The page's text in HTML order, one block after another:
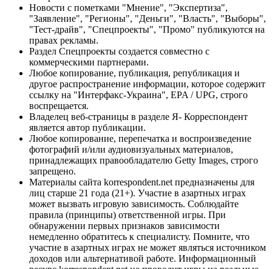
Новости с пометками "Мнение", "Экспертиза",
"Заявление", "Регионы", "Деньги", "Власть", "Выборы",
"Тест-драйв", "Спецпроекты", "Промо" публикуются на
правах рекламы.
Раздел Спецпроекты создается совместно с
коммерческими партнерами.
Любое копирование, публикация, републикация и
другое распространение информации, которое содержит
ссылку на "Интерфакс-Украина", EPA / UPG, строго
воспрещается.
Владелец веб-страницы в разделе Я- Корреспондент
является автор публикации.
Любое копирование, перепечатка и воспроизведение
фотографий и/или аудиовизуальных материалов,
принадлежащих правообладателю Getty Images, строго
запрещено.
Материалы сайта korrespondent.net предназначены для
лиц старше 21 года (21+). Участие в азартных играх
может вызвать игровую зависимость. Соблюдайте
правила (принципы) ответственной игры. При
обнаружении первых признаков зависимости
немедленно обратитесь к специалисту. Помните, что
участие в азартных играх не может являться источником
доходов или альтернативой работе. Информационный